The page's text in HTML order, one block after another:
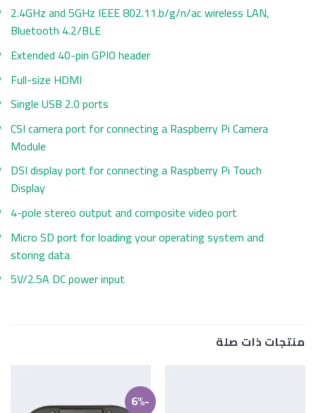
2.4GHz and 5GHz IEEE 802.11.b/g/n/ac wireless LAN,
Bluetooth 4.2/BLE
Extended 40-pin GPIO header
Full-size HDMI
Single USB 2.0 ports
CSI camera port for connecting a Raspberry Pi Camera
Module
DSI display port for connecting a Raspberry Pi Touch
Display
4-pole stereo output and composite video port
Micro SD port for loading your operating system and
storing data
5V/2.5A DC power input
منتجات ذات صلة
-6%